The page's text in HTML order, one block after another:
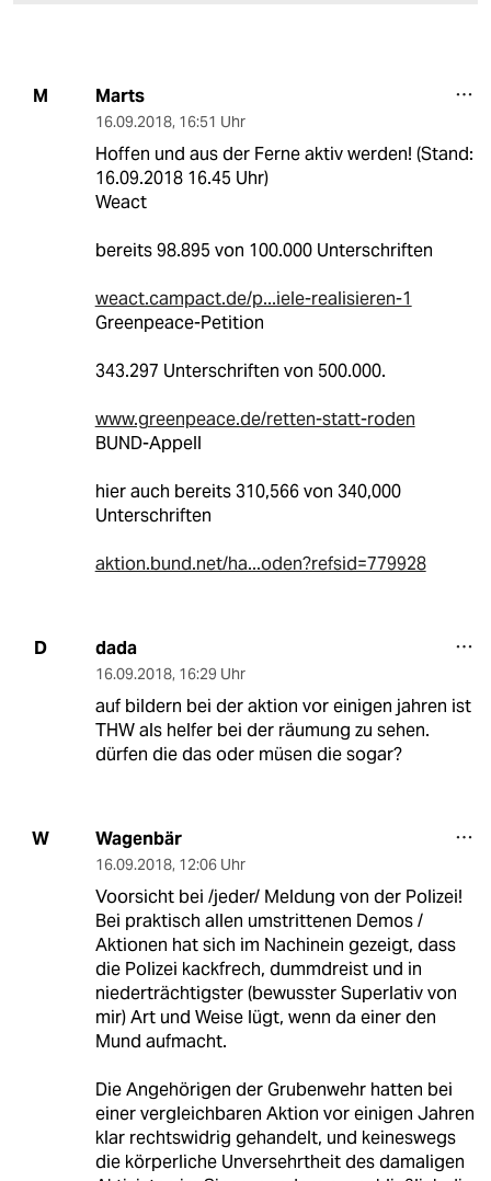
M Marts
16.09.2018, 16:51 Uhr
Hoffen und aus der Ferne aktiv werden! (Stand:
16.09.2018 16.45 Uhr)
Weact
bereits 98.895 von 100.000 Unterschriften
weact.campact.de/p...iele-realisieren-1
Greenpeace-Petition
343.297 Unterschriften von 500.000.
www.greenpeace.de/retten-statt-roden
BUND-Appell
hier auch bereits 310,566 von 340,000
Unterschriften
aktion.bund.net/ha...oden?refsid=779928
D dada
16.09.2018, 16:29 Uhr
auf bildern bei der aktion vor einigen jahren ist
THW als helfer bei der räumung zu sehen.
dürfen die das oder müsen die sogar?
W Wagenbär
16.09.2018, 12:06 Uhr
Voorsicht bei /jeder/ Meldung von der Polizei!
Bei praktisch allen umstrittenen Demos /
Aktionen hat sich im Nachinein gezeigt, dass
die Polizei kackfrech, dummdreist und in
niederträchtigster (bewusster Superlativ von
mir) Art und Weise lügt, wenn da einer den
Mund aufmacht.
Die Angehörigen der Grubenwehr hatten bei
einer vergleichbaren Aktion vor einigen Jahren
klar rechtswidrig gehandelt, und keineswegs
die körperliche Unversehrtheit des damaligen